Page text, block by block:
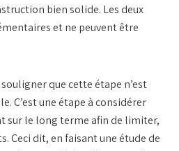
bien solide. Les deux
et ne peuvent être
que cette étape n’est
C’est une étape à considérer
sur le long terme afin de limiter,
Ceci dit, en faisant une étude de